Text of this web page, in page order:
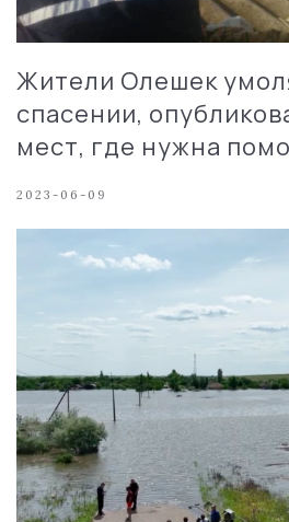
Жители Олешек
спасении,
мест, где нужна
2023-06-09